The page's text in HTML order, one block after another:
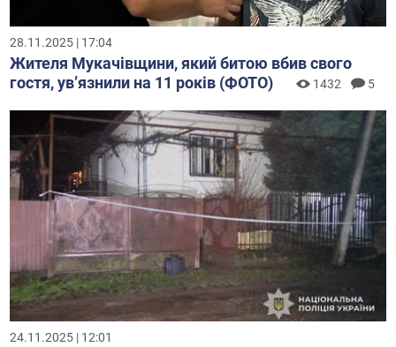
28.11.2025 | 17:04
Жителя Мукачівщини, який битою вбив свого
гостя, увʼязнили на 11 років (ФОТО)
1432 5
24.11.2025 | 12:01